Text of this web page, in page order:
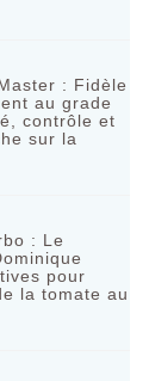
: Fidèle
au grade
contrôle et
sur la
: Le
pour
la tomate au